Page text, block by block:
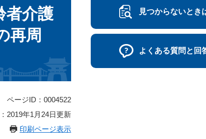
者介護
再周
ページID：0004522
2019年1月24日更新
印刷ページ表示
見つからないとき
よくある質問と回